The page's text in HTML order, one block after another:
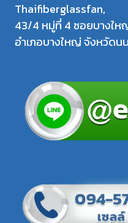
Thaifiberglassfan,
43/4 หมู่ที่ 4 ซอยบางให
อำเภอบางใหญ่ จังหวัดน